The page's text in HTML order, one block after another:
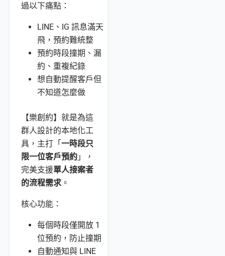
過以下痛點：
LINE、IG 訊息滿天
飛，預約難統整
預約時段撞期、漏
約、重複紀錄
想自動提醒客戶但
不知道怎麼做
【樂創約】就是為這
群人設計的本地化工
具，主打「 一時段只
限一位客戶預約」，
完美支援單人接案者
的流程需求。
核心功能：
每個時段僅開放 1
位預約，防止撞期
自動通知與 LINE